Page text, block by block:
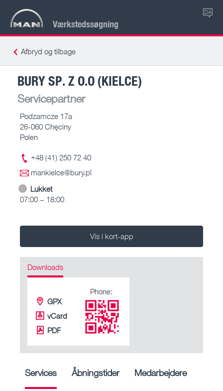
Værkstedssøgning
DA
Afbryd og tilbage
BURY SP. Z O.O (KIELCE)
Servicepartner
Podzamcze 17a
26-060 Chęciny
Polen
+48 (41) 250 72 40
mankielce@bury.pl
Lukket
07:00 – 18:00
Vis i kort-app
Downloads
GPX
vCard
PDF
Phone:
Services Åbningstider Medarbejdere